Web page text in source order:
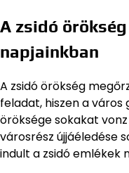
A zsidó
napjainkban
A zsidó örökség
feladat, hiszen a
öröksége sokakat
városrész újjáéledése
indult a zsidó emlékek